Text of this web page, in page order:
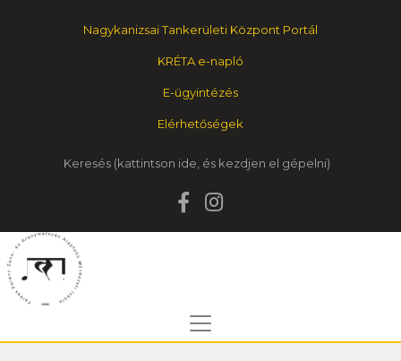
Nagykanizsai Tankerületi Központ Portál
KRÉTA e-napló
E-ügyintézés
Elérhetőségek
Keresés